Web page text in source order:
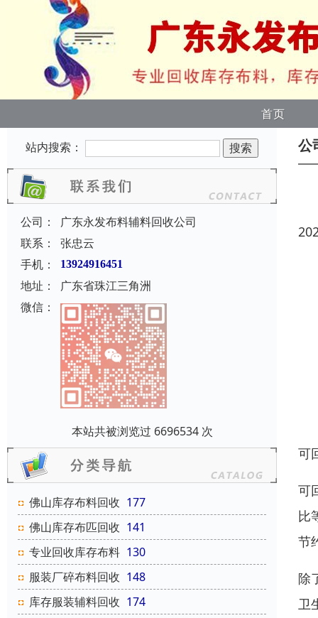
首页
站内搜索：
公司：
广东永发布料辅料回收公司
联系：
张忠云
手机：
13924916451
地址：
广东省珠江三角洲
微信：
本站共被浏览过 6696534 次
佛山库存布料回收 177
佛山库存布匹回收 141
专业回收库存布料 130
服装厂碎布料回收 148
库存服装辅料回收 174
公
可
可
比
节
除
卫